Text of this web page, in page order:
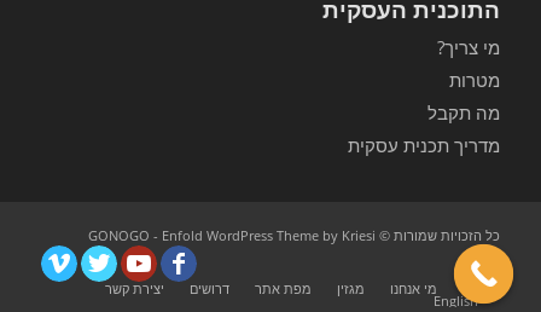
התוכנית העסקית
מי צריך?
מטרות
מה תקבל
מדריך תכנית עסקית
כל הזכויות שמורות © GONOGO - Enfold WordPress Theme by Kriesi
ראשי מי אנחנו מגזין מפת אתר דרושים יצירת קשר
English